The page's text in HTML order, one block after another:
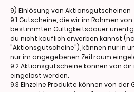
9) Einlösung von Aktionsgutscheinen
9.1 Gutscheine, die wir im Rahmen
bestimmten Gültigkeitsdauer
du nicht käuflich erwerben kannst
"Aktionsgutscheine"), können nur in
nur im angegebenen Zeitraum
9.2 Aktionsgutscheine können von
eingelöst werden.
9.3 Einzelne Produkte können von